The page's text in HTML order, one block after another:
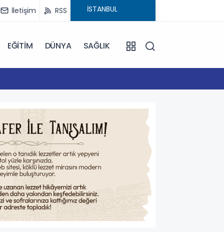
İletişim RSS
EĞİTİM DÜNYA SAĞLIK